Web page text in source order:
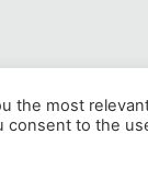
the most
consent to the